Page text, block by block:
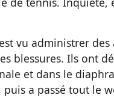
vu administrer
blessures. Ils ont
et dans le
a passé tout le